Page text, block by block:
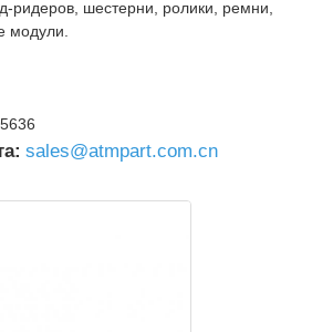
банкоматов
ридеров, шестерни, ролики, ремни,
модули.
sales@atmpart.com.cn